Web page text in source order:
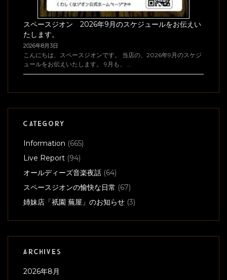
スペースジオン 2026年9月のスケジュールをお伝えい
たします。
2026年8月3日
こんにちは、スペースジオンです。 当店の、2026年9月のスケジ
ュールをお伝えいたします。 9月も、 …
CATEGORY
Information (665)
Live Report (94)
オールディーズ音楽夜話 (64)
スペースジオンの愉快な日常 (67)
姉妹店「祇園 蕪屋」のお知らせ (3)
ARCHIVES
2026年8月